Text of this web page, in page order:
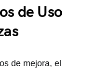
de Uso
de mejora, el